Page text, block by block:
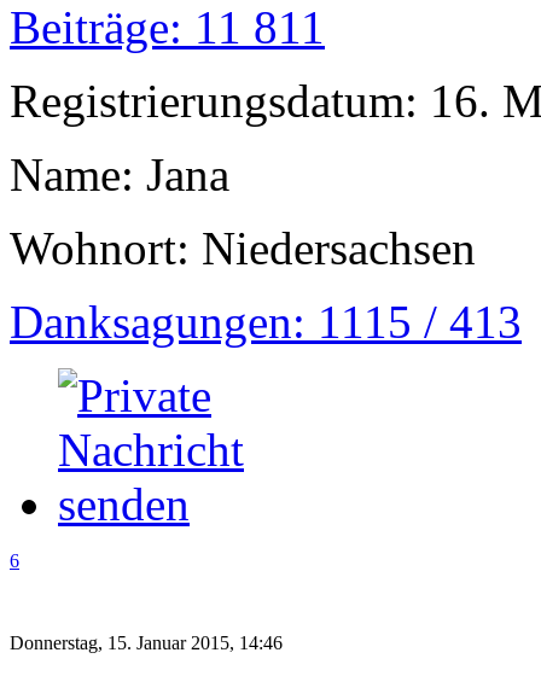
Beiträge: 11 811
Registrierungsdatum: 16.
Name: Jana
Wohnort: Niedersachsen
Danksagungen: 1115 / 413
6
Donnerstag, 15. Januar 2015, 14:46